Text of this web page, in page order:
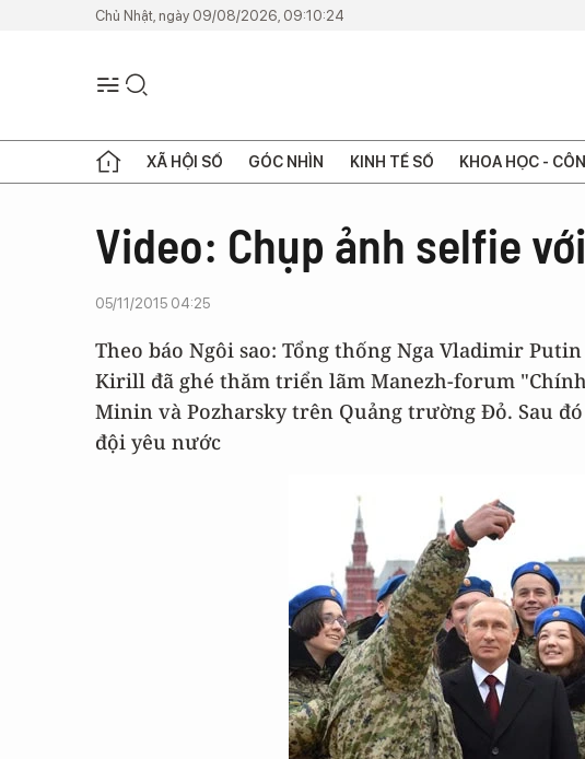
Chủ Nhật, ngày 09/08/2026, 09:10:24
XÃ HỘI SỐ GÓC NHÌN KINH TẾ SỐ KHOA HỌC -
Video: Chụp ảnh selfie
05/11/2015 04:25
Theo báo Ngôi sao: Tổng thống Nga Vladimir
Kirill đã ghé thăm triển lãm Manezh-forum
Minin và Pozharsky trên Quảng trường Đỏ. Sau
đội yêu nước